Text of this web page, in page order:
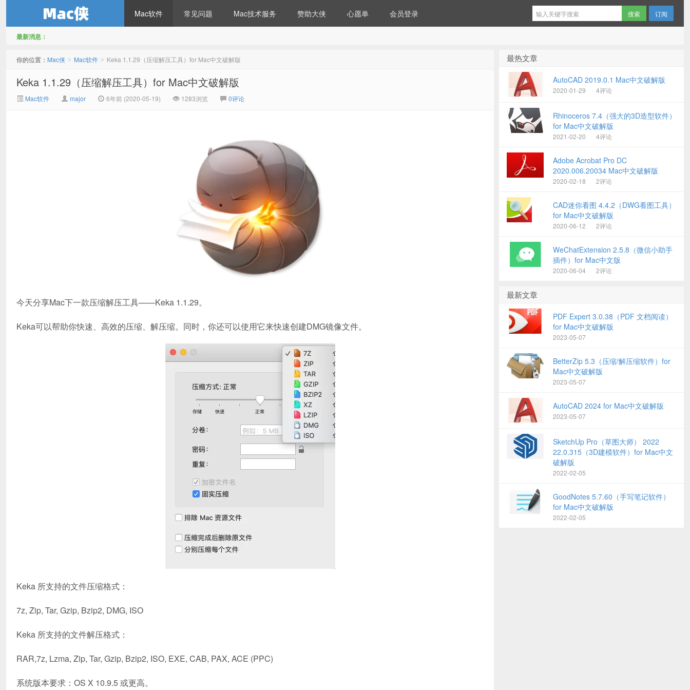
Mac软件 常见问题 Mac技术服务 赞助大侠 心愿单 会员登录 订阅
最新消息：
你的位置： Mac侠 > Mac软件 > Keka 1.1.29（压缩解压工具）for Mac中文破解版
Keka 1.1.29（压缩解压工具）for Mac中文破解版
Mac软件 major 6年前 (2020-05-19) 1283浏览 0评论
今天分享Mac下一款压缩解压工具——Keka 1.1.29。
Keka可以帮助你快速、高效的压缩、解压缩。同时，你还可以使用它来快速创建DMG镜像文件。
Keka 所支持的文件压缩格式：
7z, Zip, Tar, Gzip, Bzip2, DMG, ISO
Keka 所支持的文件解压格式：
RAR,7z, Lzma, Zip, Tar, Gzip, Bzip2, ISO, EXE, CAB, PAX, ACE (PPC)
系统版本要求：OS X 10.9.5 或更高。
最热文章
AutoCAD 2019.0.1 Mac中文破解版
2020-01-29 4评论
Rhinoceros 7.4（强大的3D造型软件）
for Mac中文破解版
2021-02-20 4评论
Adobe Acrobat Pro DC
2020.006.20034 Mac中文破解版
2020-02-18 2评论
CAD迷你看图 4.4.2（DWG看图工具）
for Mac中文破解版
2020-06-12 2评论
WeChatExtension 2.5.8（微信小助手
插件）for Mac中文版
2020-06-04 2评论
最新文章
PDF Expert 3.0.38（PDF 文档阅读）
for Mac中文破解版
2023-05-07
BetterZip 5.3（压缩/解压缩软件）for
Mac中文破解版
2023-05-07
AutoCAD 2024 for Mac中文破解版
2023-05-07
SketchUp Pro（草图大师） 2022
22.0.315（3D建模软件）for Mac中文
破解版
2022-02-05
GoodNotes 5.7.60（手写笔记软件）
for Mac中文破解版
2022-02-05